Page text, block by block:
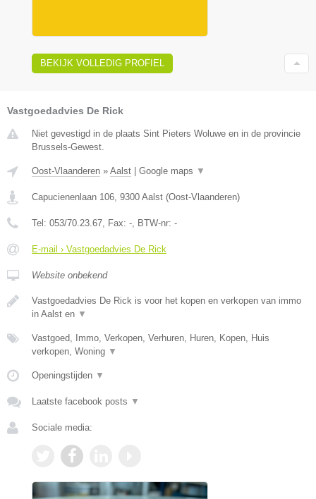
BEKIJK VOLLEDIG PROFIEL
Vastgoedadvies De Rick
Niet gevestigd in de plaats Sint Pieters Woluwe en in de provincie
Brussels-Gewest.
Oost-Vlaanderen » Aalst Google maps ▼
Capucienenlaan 106 9300 Aalst (Oost-Vlaanderen)
Tel: 053/70.23.67 , Fax: - , BTW-nr: -
E-mail › Vastgoedadvies De Rick
Website onbekend
Vastgoedadvies De Rick is voor het kopen en verkopen van immo
in Aalst en ▼
Vastgoed, Immo, Verkopen, Verhuren, Huren, Kopen, Huis
verkopen, Woning ▼
Openingstijden ▼
Laatste facebook posts ▼
Sociale media: